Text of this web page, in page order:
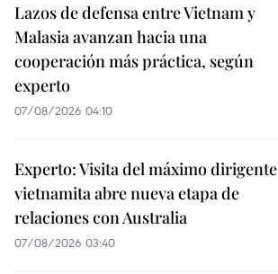
Lazos de defensa entre Vietnam y
Malasia avanzan hacia una
cooperación más práctica, según
experto
07/08/2026 04:10
Experto: Visita del máximo dirigente
vietnamita abre nueva etapa de
relaciones con Australia
07/08/2026 03:40